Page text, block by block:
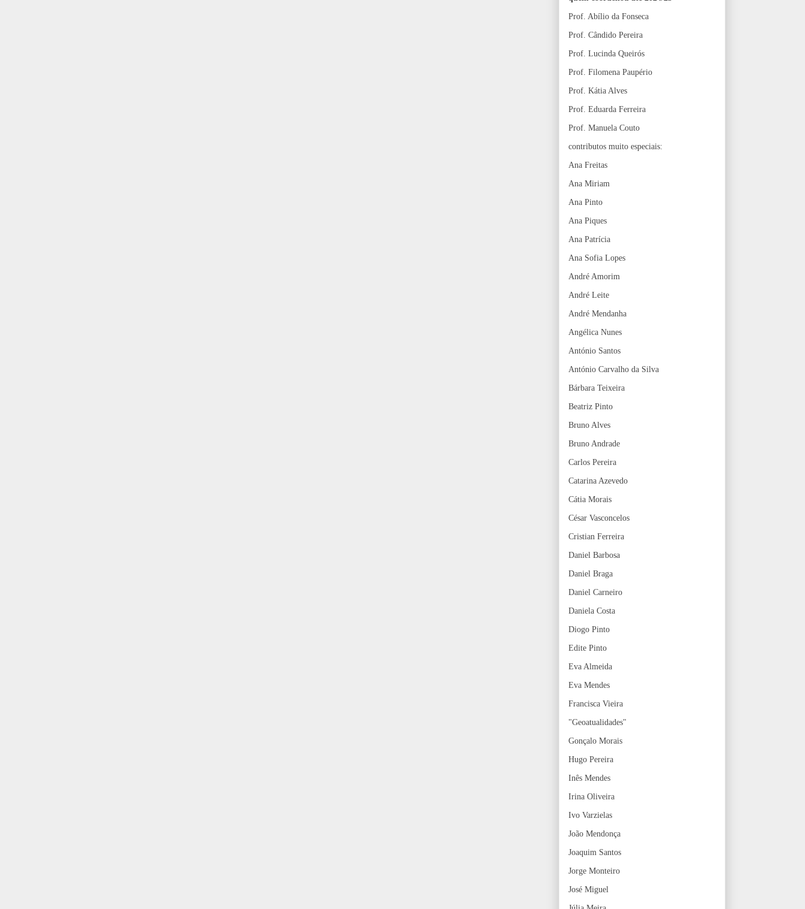
Prof. Abílio da Fonseca
Prof. Cândido Pereira
Prof. Lucinda Queirós
Prof. Filomena Paupério
Prof. Kátia Alves
Prof. Eduarda Ferreira
Prof. Manuela Couto
contributos muito especiais:
Ana Freitas
Ana Miriam
Ana Pinto
Ana Piques
Ana Patrícia
Ana Sofia Lopes
André Amorim
André Leite
André Mendanha
Angélica Nunes
António Santos
António Carvalho da Silva
Bárbara Teixeira
Beatriz Pinto
Bruno Alves
Bruno Andrade
Carlos Pereira
Catarina Azevedo
Cátia Morais
César Vasconcelos
Cristian Ferreira
Daniel Barbosa
Daniel Braga
Daniel Carneiro
Daniela Costa
Diogo Pinto
Edite Pinto
Eva Almeida
Eva Mendes
Francisca Vieira
"Geoatualidades"
Gonçalo Morais
Hugo Pereira
Inês Mendes
Irina Oliveira
Ivo Varzielas
João Mendonça
Joaquim Santos
Jorge Monteiro
José Miguel